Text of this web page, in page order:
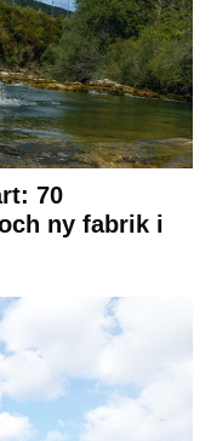
70
ny fabrik i